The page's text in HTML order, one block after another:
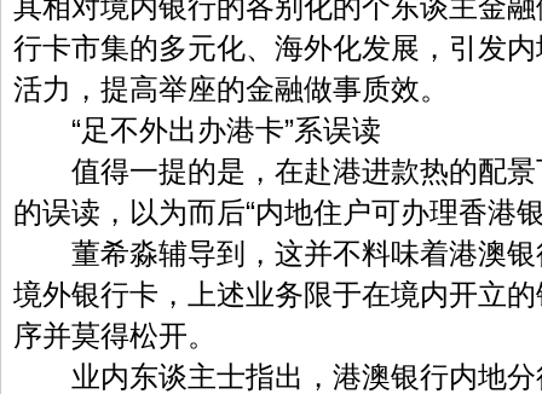
其相对境内银行的各别化的个东谈主金
行卡市集的多元化、海外化发展，引发
活力，提高举座的金融做事质效。
“足不外出办港卡”系误读
值得一提的是，在赴港进款热的配景
的误读，以为而后“内地住户可办理香港
董希淼辅导到，这并不料味着港澳银
境外银行卡，上述业务限于在境内开立
序并莫得松开。
业内东谈主士指出，港澳银行内地分